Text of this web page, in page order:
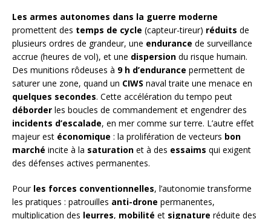
Les armes autonomes dans la guerre moderne
promettent des temps de cycle (capteur-tireur) réduits de
plusieurs ordres de grandeur, une endurance de surveillance
accrue (heures de vol), et une dispersion du risque humain.
Des munitions rôdeuses à 9 h d’endurance permettent de
saturer une zone, quand un CIWS naval traite une menace en
quelques secondes. Cette accélération du tempo peut
déborder les boucles de commandement et engendrer des
incidents d’escalade, en mer comme sur terre. L’autre effet
majeur est économique : la prolifération de vecteurs bon
marché incite à la saturation et à des essaims qui exigent
des défenses actives permanentes.
Pour les forces conventionnelles, l’autonomie transforme
les pratiques : patrouilles anti-drone permanentes,
multiplication des leurres, mobilité et signature réduite des